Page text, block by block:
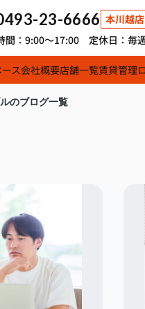
23-6666 本川越店
間：9:00～17:00 定休日：毎
ス会社概要店舗一覧賃貸管理
ルのブログ一覧